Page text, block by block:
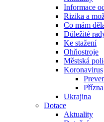
Informace
Rizika a
Co mám
Důležité
Ke stažení
Ohňostroje
Městská
Koronavirus
Ukrajina
Dotace
Aktuality